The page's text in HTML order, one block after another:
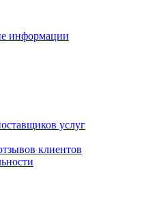
информации
услуг
клиентов